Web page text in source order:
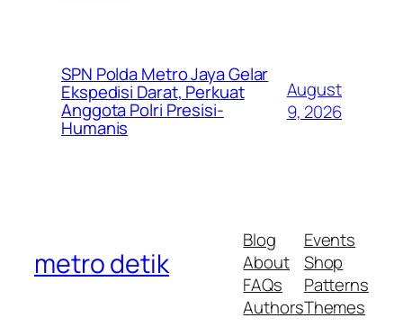
SPN Polda Metro Jaya Gelar
Ekspedisi Darat, Perkuat
Anggota Polri Presisi-
Humanis
August
9, 2026
metro detik
Blog
About
FAQs
Authors
Events
Shop
Patterns
Themes